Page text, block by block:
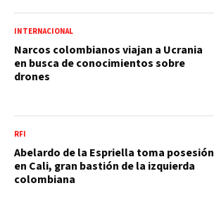
INTERNACIONAL
Narcos colombianos viajan a Ucrania
en busca de conocimientos sobre
drones
RFI
Abelardo de la Espriella toma posesión
en Cali, gran bastión de la izquierda
colombiana